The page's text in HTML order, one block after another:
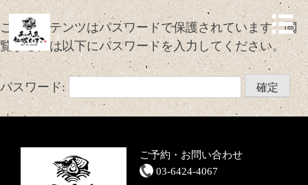
Skip
to
content
このコンテンツはパスワードで保護されています。閲
覧するには以下にパスワードを入力してください。
パスワード:
ご予約・お問い合わせ
03-6424-4067